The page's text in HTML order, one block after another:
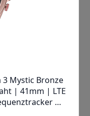
Laurastar
L